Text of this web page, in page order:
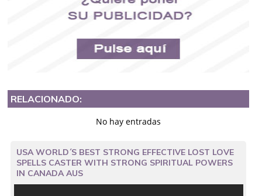
RELACIONADO:
No hay entradas
USA WORLD´S BEST STRONG EFFECTIVE LOST LOVE
SPELLS CASTER WITH STRONG SPIRITUAL POWERS
IN CANADA AUS